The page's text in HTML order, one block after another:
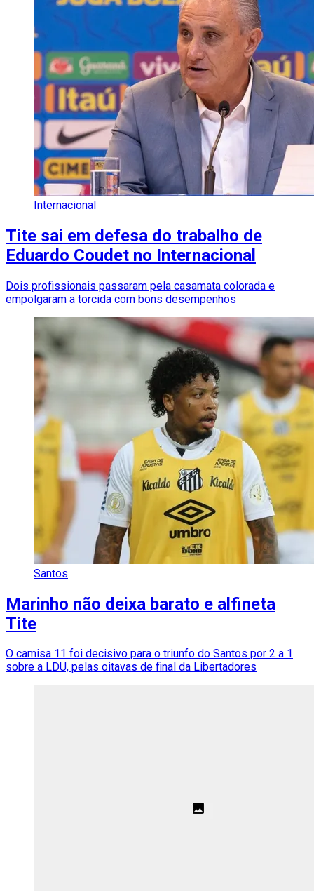
Internacional
Tite sai em defesa do trabalho de
Eduardo Coudet no Internacional
Dois profissionais passaram pela casamata colorada e
empolgaram a torcida com bons desempenhos
Santos
Marinho não deixa barato e alfineta
Tite
O camisa 11 foi decisivo para o triunfo do Santos por 2 a 1
sobre a LDU, pelas oitavas de final da Libertadores